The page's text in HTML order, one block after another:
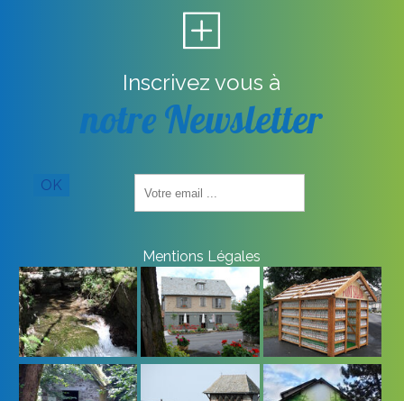
Inscrivez vous à
notre Newsletter
adresse
(obligatoire)
OK
Mentions Légales